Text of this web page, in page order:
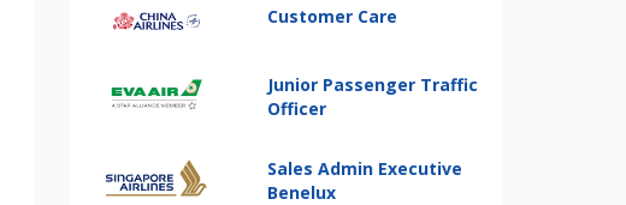
Customer Care
Junior Passenger Traffic
Officer
Sales Admin Executive
Benelux